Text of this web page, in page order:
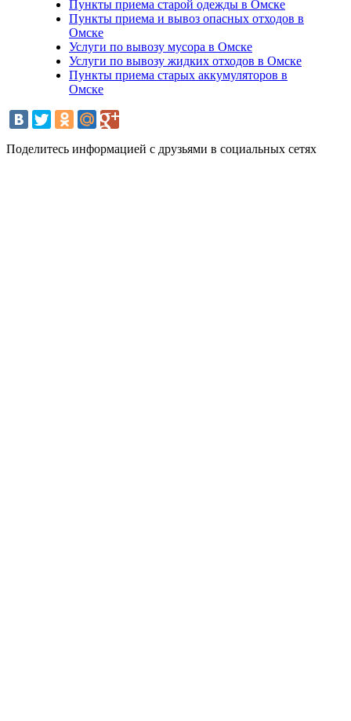
Пункты приема старой одежды в Омске
Пункты приема и вывоз опасных отходов в
Омске
Услуги по вывозу мусора в Омске
Услуги по вывозу жидких отходов в Омске
Пункты приема старых аккумуляторов в
Омске
Поделитесь информацией с друзьями в социальных сетях